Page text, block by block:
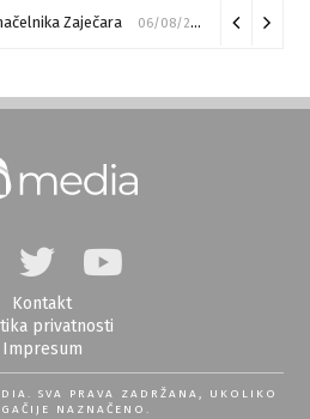
Zaječara 06/08/2026
Kontakt
privatnosti
Impresum
SVA PRAVA ZADRŽANA, UKOLIKO
NAZNAČENO.